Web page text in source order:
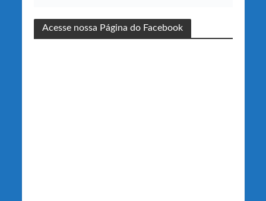
Acesse nossa Página do Facebook